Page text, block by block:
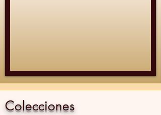
Colecciones